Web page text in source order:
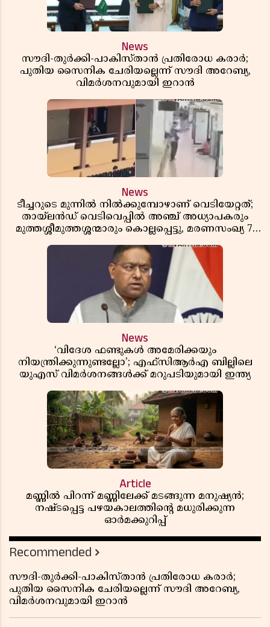
News
സൗദി-തുർക്കി-പാകിസ്താൻ പ്രതിരോധ കരാർ;
പുതിയ സൈനിക ചേരിയല്ലെന്ന് സൗദി അറേബ്യ,
വിമർശനവുമായി ഇറാൻ
News
ടീച്ചറുടെ മുന്നിൽ നിൽക്കുമ്പോഴാണ് വെടിയേറ്റത്;
തായ്‌ലൻഡ് വെടിവെപ്പിൽ അഞ്ച് അധ്യാപകരും
മുത്തശ്ശീമുത്തശ്ശന്മാരും കൊല്ലപ്പെട്ടു, മരണസംഖ്യ 7;
News
‘വിദേശ ഫണ്ടുകൾ അമേരിക്കയും
നിയന്ത്രിക്കുന്നുണ്ടല്ലോ’; എഫ്സിആർഎ ബില്ലിലെ
യുഎസ് വിമർശനങ്ങൾക്ക് മറുപടിയുമായി ഇന്ത്യ
Article
മണ്ണിൽ പിറന്ന് മണ്ണിലേക്ക് മടങ്ങുന്ന മനുഷ്യൻ;
നഷ്ടപ്പെട്ട പഴയകാലത്തിൻ്റെ മധുരിക്കുന്ന
ഓർമക്കുറിപ്പ്
Recommended
സൗദി-തുർക്കി-പാകിസ്താൻ പ്രതിരോധ കരാർ;
പുതിയ സൈനിക ചേരിയല്ലെന്ന് സൗദി അറേബ്യ,
വിമർശനവുമായി ഇറാൻ